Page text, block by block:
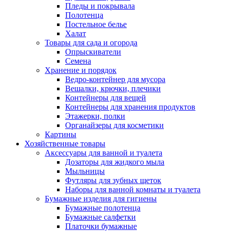
Пледы и покрывала
Полотенца
Постельное белье
Халат
Товары для сада и огорода
Опрыскиватели
Семена
Хранение и порядок
Ведро-контейнер для мусора
Вешалки, крючки, плечики
Контейнеры для вещей
Контейнеры для хранения продуктов
Этажерки, полки
Органайзеры для косметики
Картины
Хозяйственные товары
Аксессуары для ванной и туалета
Дозаторы для жидкого мыла
Мыльницы
Футляры для зубных щеток
Наборы для ванной комнаты и туалета
Бумажные изделия для гигиены
Бумажные полотенца
Бумажные салфетки
Платочки бумажные